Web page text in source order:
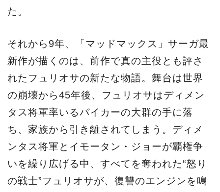
た。
それから9年、「マッドマックス」サーガ最
新作が描くのは、前作で真の主役とも評さ
れたフュリオサの新たな物語。舞台は世界
の崩壊から45年後、フュリオサはディメン
タス将軍率いるバイカーの大群の手に落
ち、家族から引き離されてしまう。ディメ
ンタス将軍とイモータン・ジョーが覇権争
いを繰り広げる中、すべてを奪われた“怒り
の戦士”フュリオサが、復讐のエンジンを鳴